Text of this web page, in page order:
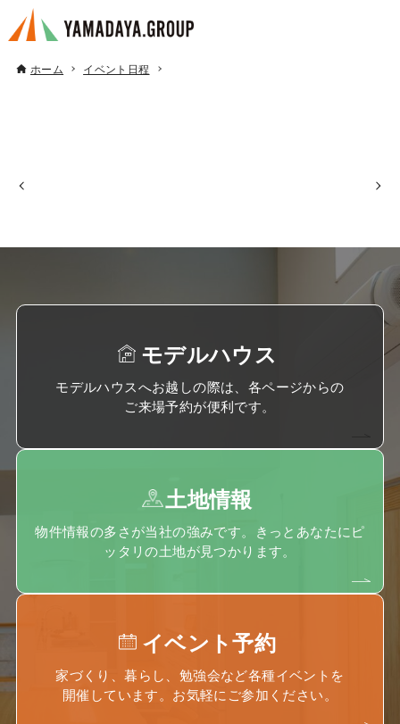
ホーム イベント日程
モデルハウス
モデルハウスへお越しの際は、各ページからの
ご来場予約が便利です。
土地情報
物件情報の多さが当社の強みです。きっとあなたにピ
ッタリの土地が見つかります。
イベント予約
家づくり、暮らし、勉強会など各種イベントを
開催しています。お気軽にご参加ください。